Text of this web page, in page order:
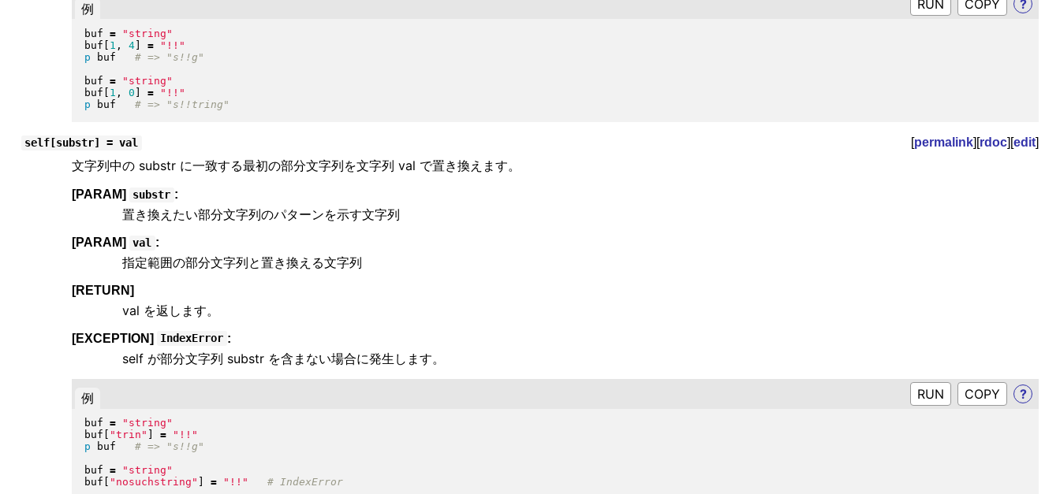
例 RUN ?
buf = " string "
buf [ 1 , 4] = " !! "
p buf
buf = " string "
buf [ 1 , 0 ] = " !! "
p buf
self[substr] = val [permalink][rdoc][edit]
文字列中の substr に一致する最初の部分文字列を文字列 val で置き換えます。
[PARAM] substr :
置き換えたい部分文字列のパターンを示す文字列
[PARAM] val :
指定範囲の部分文字列と置き換える文字列
[RETURN]
val を返します。
[EXCEPTION] IndexError :
self が部分文字列 substr を含まない場合に発生します。
例 RUN ?
buf = " string "
buf
"trin " = " !! "
p buf
buf = " string "
buf
" nosuchstring " = " !! " # IndexError